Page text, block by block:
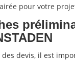
pour votre
devis, il est